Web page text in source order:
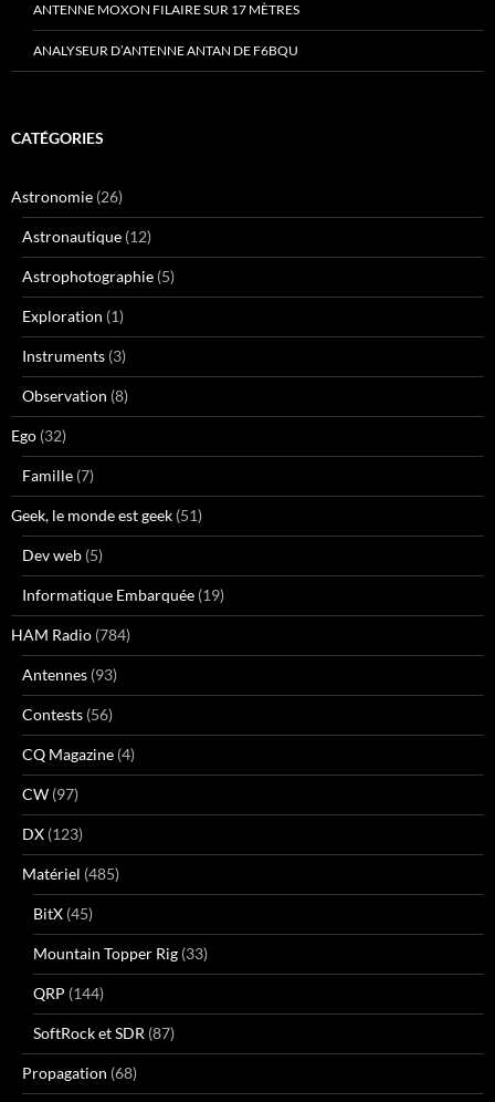
ANTENNE MOXON FILAIRE SUR 17 MÈTRES
ANALYSEUR D’ANTENNE ANTAN DE F6BQU
CATÉGORIES
Astronomie (26)
Astronautique (12)
Astrophotographie (5)
Exploration (1)
Instruments (3)
Observation (8)
Ego (32)
Famille (7)
Geek, le monde est geek (51)
Dev web (5)
Informatique Embarquée (19)
HAM Radio (784)
Antennes (93)
Contests (56)
CQ Magazine (4)
CW (97)
DX (123)
Matériel (485)
BitX (45)
Mountain Topper Rig (33)
QRP (144)
SoftRock et SDR (87)
Propagation (68)